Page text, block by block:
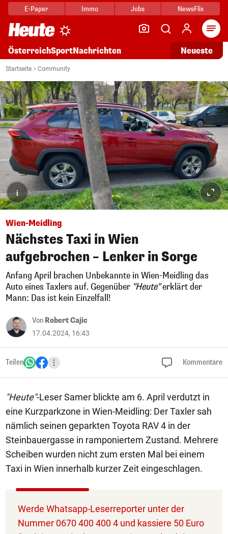
E-Paper Immo Jobs NewsFlix
ÖsterreichSportNachrichten Neueste
Startseite Community
i
Wien-Meidling
Nächstes Taxi in Wien
aufgebrochen – Lenker in Sorge
Anfang April brachen Unbekannte in Wien-Meidling das
Auto eines Taxlers auf. Gegenüber "Heute"erklärt der
Mann: Das ist kein Einzelfall!
Von Robert Cajic
17.04.2024, 16:43
Teilen Kommentare
"Heute"-Leser Samer blickte am 6. April verdutzt in
eine Kurzparkzone in Wien-Meidling: Der Taxler sah
nämlich seinen geparkten Toyota RAV 4 in der
Steinbauergasse in ramponiertem Zustand. Mehrere
Scheiben wurden nicht zum ersten Mal bei einem
Taxi in Wien innerhalb kurzer Zeit eingeschlagen.
Werde Whatsapp-Leserreporter unter der
Nummer 0670 400 400 4 und kassiere 50 Euro